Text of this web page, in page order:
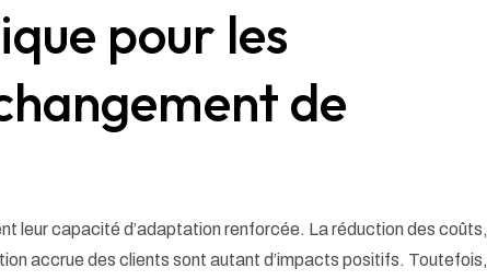
pour les
de
leur capacité d’adaptation renforcée. La réduction des coûts,
accrue des clients sont autant d’impacts positifs. Toutefois,